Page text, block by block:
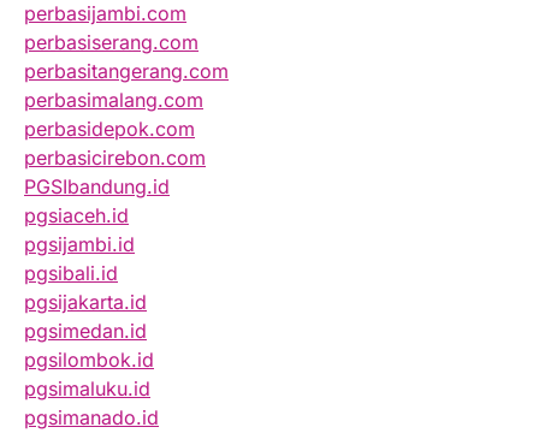
perbasijambi.com
perbasiserang.com
perbasitangerang.com
perbasimalang.com
perbasidepok.com
perbasicirebon.com
PGSIbandung.id
pgsiaceh.id
pgsijambi.id
pgsibali.id
pgsijakarta.id
pgsimedan.id
pgsilombok.id
pgsimaluku.id
pgsimanado.id